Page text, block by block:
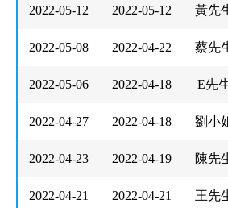
2022-05-12 2022-05-12 黃先
2022-05-08 2022-04-22 蔡先
2022-05-06 2022-04-18 E先
2022-04-27 2022-04-18 劉小
2022-04-23 2022-04-19 陳先
2022-04-21 2022-04-21 王先